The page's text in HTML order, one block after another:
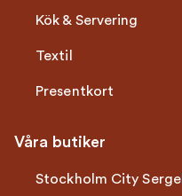
Kök & Servering
Textil
Presentkort
Våra butiker
Stockholm City Sergel